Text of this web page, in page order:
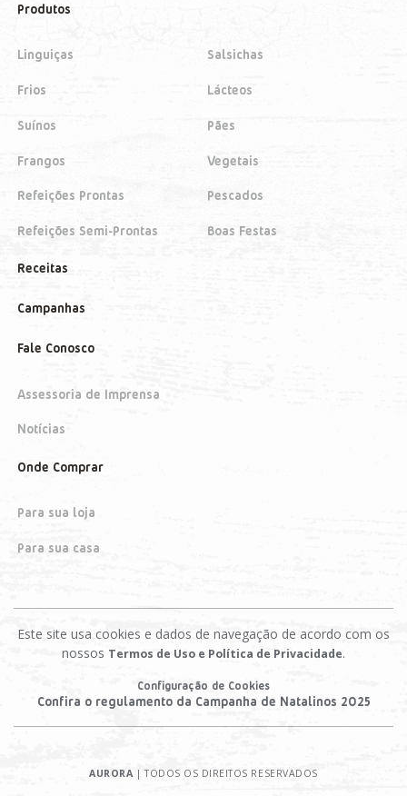
Produtos
Linguiças
Frios
Suínos
Frangos
Refeições Prontas
Refeições Semi-Prontas
Salsichas
Lácteos
Pães
Vegetais
Pescados
Boas Festas
Receitas
Campanhas
Fale Conosco
Assessoria de Imprensa
Notícias
Onde Comprar
Para sua loja
Para sua casa
Este site usa cookies e dados de navegação de acordo com os
nossos Termos de Uso e Política de Privacidade.
Configuração de Cookies
Confira o regulamento da Campanha de Natalinos 2025
AURORA | TODOS OS DIREITOS RESERVADOS